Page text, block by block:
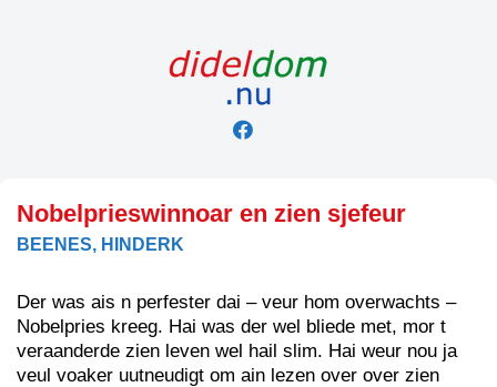
Nobelprieswinnoar en zien sjefeur
BEENES, HINDERK
Der was ais n perfester dai – veur hom overwachts –
Nobelpries kreeg. Hai was der wel bliede met, mor t
veraanderde zien leven wel hail slim. Hai weur nou ja
veul voaker uutneudigt om ain lezen over over zien